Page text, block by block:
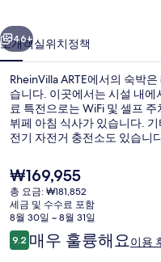
리 다음
46+
소개객실위치정책
RheinVilla ARTE에서의 숙박
습니다. 이곳에서는 시설 내
료 특전으로는 WiFi 및 셀프
뷔페 아침 식사가 있습니다.
전기 자전거 충전소도 있습니
현
재
가
격
은
₩169,955
₩169,955
총 요금: ₩181,852
세금 및 수수료 포함
8월 30일 ~ 8월 31일
이
용
9.210점 만점 중 9.2점.
매우 훌륭해요이용